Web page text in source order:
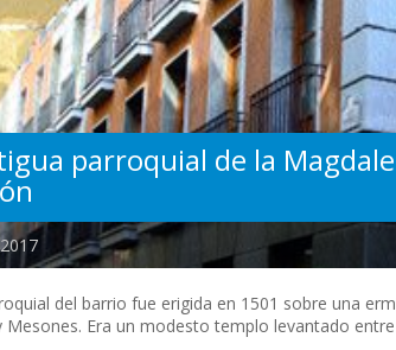
parroquial de la
del barrio fue erigida en 1501 sobre una
Mesones. Era un modesto templo levantado